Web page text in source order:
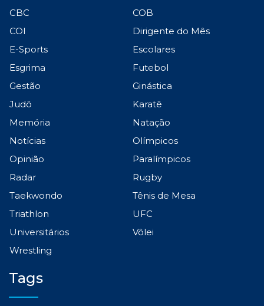
CBC
COB
COI
Dirigente do Mês
E-Sports
Escolares
Esgrima
Futebol
Gestão
Ginástica
Judô
Karatê
Memória
Natação
Notícias
Olímpicos
Opinião
Paralímpicos
Radar
Rugby
Taekwondo
Tênis de Mesa
Triathlon
UFC
Universitários
Vôlei
Wrestling
Tags